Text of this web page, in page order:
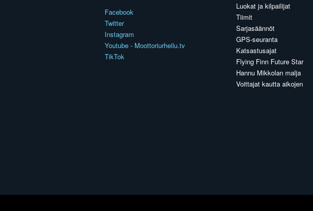
Facebook
Twitter
Instagram
Youtube - Moottoriurheilu.tv
TikTok
Luokat ja kilpailijat
Tiimit
Sarjasäännöt
GPS-seuranta
Katsastusajat
Flying Finn Future Star
Hannu Mikkolan malja
Voittajat kautta aikojen